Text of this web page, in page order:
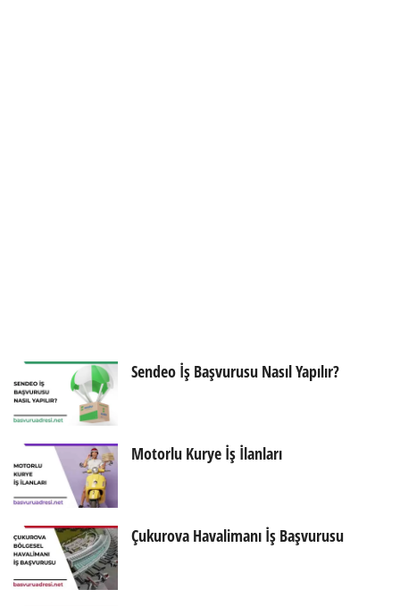
Sendeo İş Başvurusu Nasıl Yapılır?
Motorlu Kurye İş İlanları
Çukurova Havalimanı İş Başvurusu